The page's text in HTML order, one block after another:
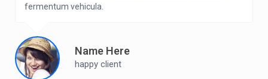
fermentum vehicula.
Name Here
happy client